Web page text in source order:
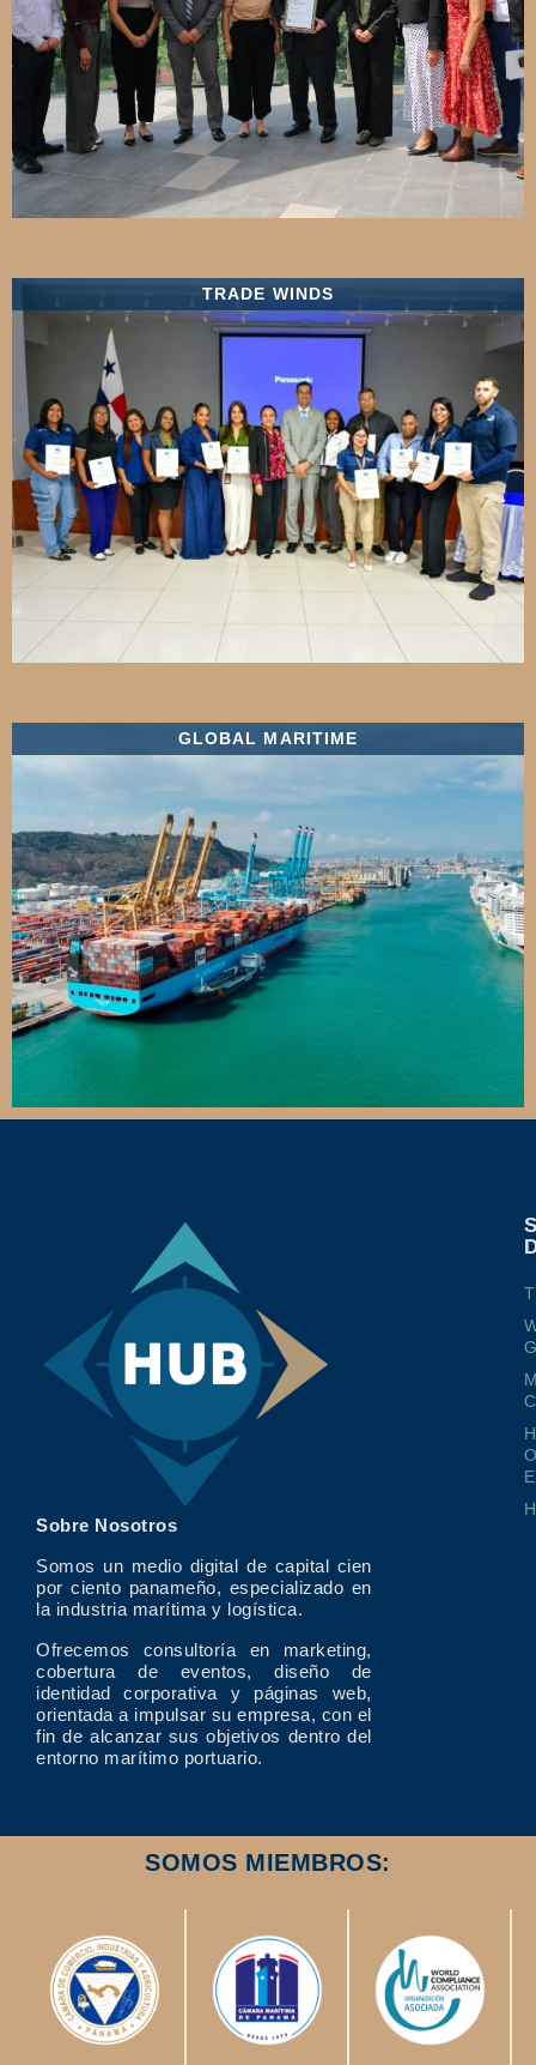
TRADE WINDS
GLOBAL MARITIME
Sobre Nosotros
Somos un medio digital de capital cien
por ciento panameño, especializado en
la industria marítima y logística.
Ofrecemos consultoría en marketing,
cobertura de eventos, diseño de
identidad corporativa y páginas web,
orientada a impulsar su empresa, con el
fin de alcanzar sus objetivos dentro del
entorno marítimo portuario.
SOMOS MIEMBROS: